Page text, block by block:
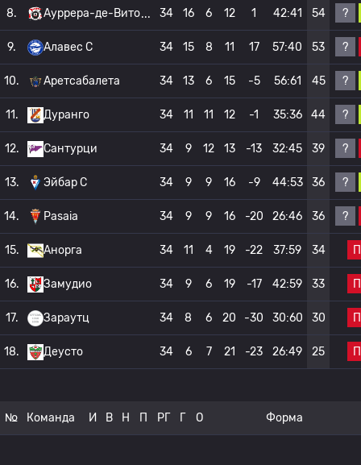
8. Ауррера-де-Вито 34 16 6 12 1 42:41 54 ?
9. Алавес С 34 15 8 11 17 57:40 53 ?
10. Аретсабалета 34 13 6 15 -5 56:61 45 ?
11. Дуранго 34 11 11 12 -1 35:36 44 ?
12. Сантурци 34 9 12 13 -13 32:45 39 ?
13. Эйбар C 34 9 9 16 -9 44:53 36 ?
14. Pasaia 34 9 9 16 -20 26:46 36 ?
15. Анорга 34 11 4 19 -22 37:59 34 П
16. Замудио 34 9 6 19 -17 42:59 33 П
17. Зараутц 34 8 6 20 -30 30:60 30 П
18. Деусто 34 6 7 21 -23 26:49 25 П
№ Команда И В Н П РГ Г О Форма